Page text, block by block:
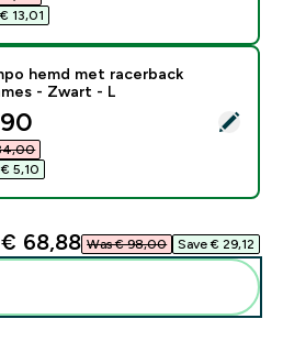
13,01‎
- MP Tempo hemd met
hemd met racerback
- Zwart - L
price
5,10‎
€ 68,88‎ Was € 98,00‎ Save € 29,12‎